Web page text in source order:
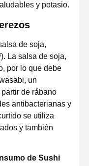
y potasio.
de soja,
). La salsa de soja,
por lo que debe
un
de rábano
antibacterianas y
se utiliza
y también
de Sushi